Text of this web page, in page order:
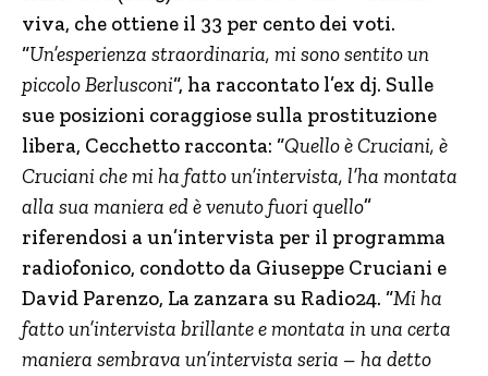
viva, che ottiene il 33 per cento dei voti.
“Un’esperienza straordinaria, mi sono sentito un
piccolo Berlusconi“, ha raccontato l’ex dj. Sulle
sue posizioni coraggiose sulla prostituzione
libera, Cecchetto racconta: “Quello è Cruciani, è
Cruciani che mi ha fatto un’intervista, l’ha montata
alla sua maniera ed è venuto fuori quello”
riferendosi a un’intervista per il programma
radiofonico, condotto da Giuseppe Cruciani e
David Parenzo, La zanzara su Radio24. “Mi ha
fatto un’intervista brillante e montata in una certa
maniera sembrava un’intervista seria – ha detto